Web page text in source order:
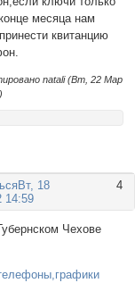
месяца нам
квитанцию
natali (Вт, 22 Мар
4
Вт, 18
14:59
Чехове